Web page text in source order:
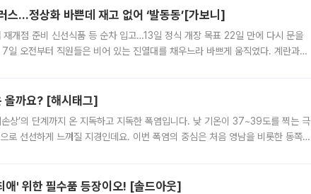
스…정상화 바쁜데 재고 없어 ‘발동동’[가보니]
개점 준비 신선식품 등 순차 입고…13일 정식 개장 목표 22일 만에 다시 문을
일 오전부터 직원들은 비어 있는 진열대를 채우느라 바쁘게 움직였다. 계란과
올까요? [해시태그]
상’의 단계까지 온 지독하고 지독한 폭염입니다. 낮 기온이 37~39도를 찍는 극
로 선선하게 느껴질 지경인데요. 이번 폭염의 중심은 처음 영남을 비롯한 동쪽
' 위한 필수품 등장이오! [솔드아웃]